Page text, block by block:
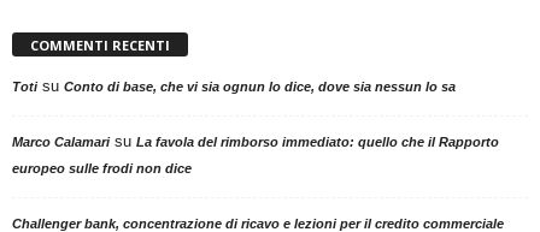
COMMENTI RECENTI
Totisu Conto di base, che vi sia ognun lo dice, dove sia nessun lo sa
Marco Calamarisu La favola del rimborso immediato: quello che il Rapporto
europeo sulle frodi non dice
Challenger bank, concentrazione di ricavo e lezioni per il credito commerciale